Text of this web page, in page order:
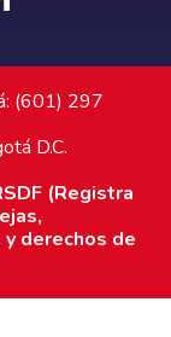
(601) 297
D.C.
(Registra
derechos de